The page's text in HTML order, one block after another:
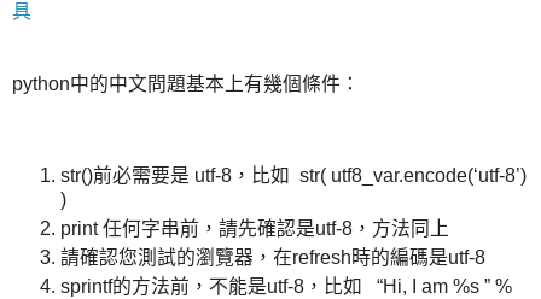
具
python中的中文問題基本上有幾個條件：
str()前必需要是 utf-8，比如 str( utf8_var.encode(‘utf-8’)
)
print 任何字串前，請先確認是utf-8，方法同上
請確認您測試的瀏覽器，在refresh時的編碼是utf-8
sprintf的方法前，不能是utf-8，比如 “Hi, I am %s ” %